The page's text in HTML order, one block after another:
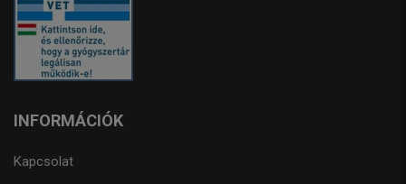
INFORMÁCIÓK
Kapcsolat